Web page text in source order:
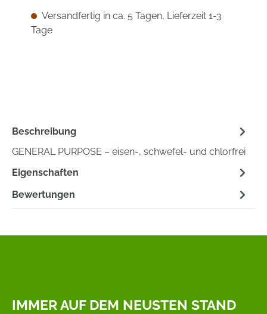
Versandfertig in ca. 5 Tagen, Lieferzeit 1-3
Tage
Beschreibung
GENERAL PURPOSE – eisen-, schwefel- und chlorfrei
Eigenschaften
Bewertungen
IMMER AUF DEM NEUSTEN STAND